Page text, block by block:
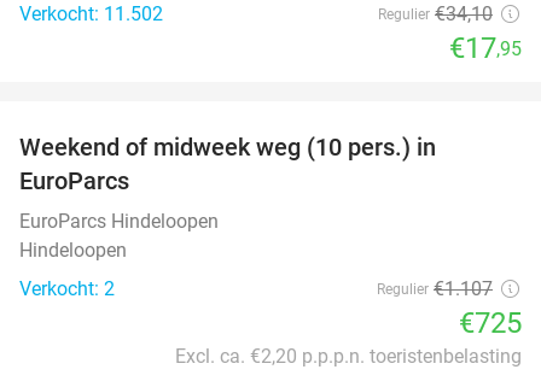
Verkocht: 11.502
Regulier €34,10
€17,95
Weekend of midweek weg (10 pers.) in
EuroParcs
EuroParcs Hindeloopen
Hindeloopen
Verkocht: 2
Regulier €1.107
€725
Excl. ca. €2,20 p.p.p.n. toeristenbelasting